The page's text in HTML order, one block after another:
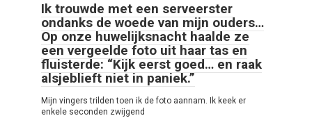
Ik trouwde met een serveerster
ondanks de woede van mijn ouders…
Op onze huwelijksnacht haalde ze
een vergeelde foto uit haar tas en
fluisterde: “Kijk eerst goed… en raak
alsjeblieft niet in paniek.”
Mijn vingers trilden toen ik de foto aannam. Ik keek er
enkele seconden zwijgend